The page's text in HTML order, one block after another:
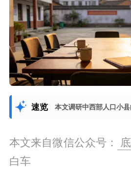
速览 本文调研中西部人口小
本文来自微信公众号：
白车